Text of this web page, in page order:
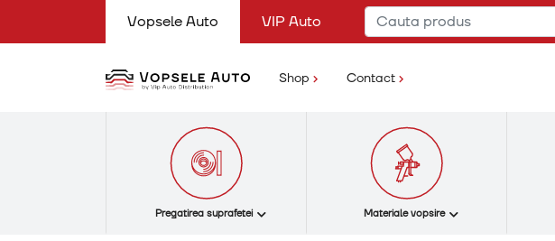
Vopsele Auto (current)VIP Auto
Shop (current)Contact
Pregatirea suprafetei Materiale vopsire